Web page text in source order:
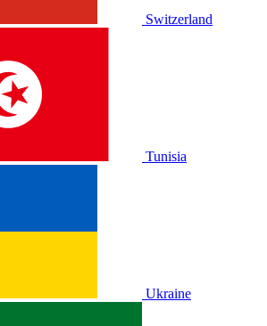
Switzerland
Tunisia
Ukraine